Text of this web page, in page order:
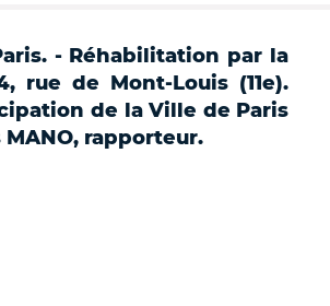
- Réhabilitation par la
rue de Mont-Louis (11e).
de la Ville de Paris
rapporteur.